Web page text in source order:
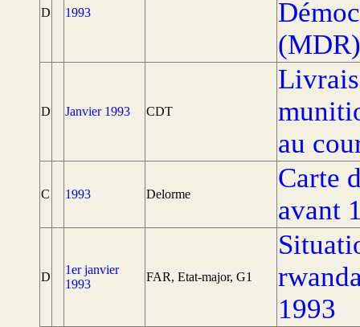
D 1993
D Janvier 1993 CDT
au
C 1993 Delorme
Carte
avant
D
1er janvier
1993
FAR, Etat-major, G1
1993